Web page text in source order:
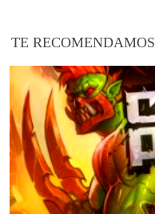
TE RECOMENDAMOS